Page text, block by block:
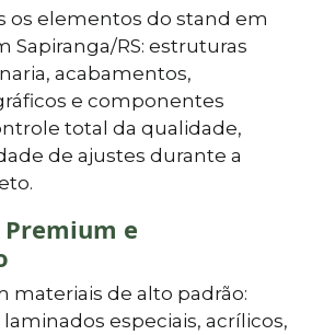
os elementos do stand em
Sapiranga/RS: estruturas
acabamentos,
e componentes
total da qualidade,
de ajustes durante a
e
materiais de alto padrão:
especiais, acrílicos,